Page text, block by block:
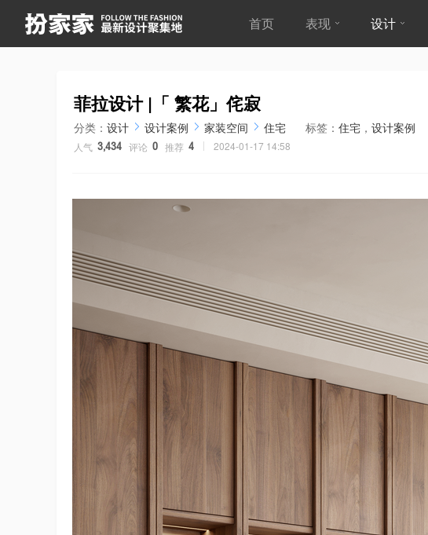
首页 表现 设计
菲拉设计 |「 繁花」侘寂
分类： 设计 设计案例 家装空间 住宅 标签： 住宅 ， 设计案例
人气 3,434 评论 0 推荐 4 2024-01-17 14:58